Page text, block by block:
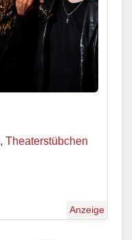
, Theaterstübchen
Anzeige